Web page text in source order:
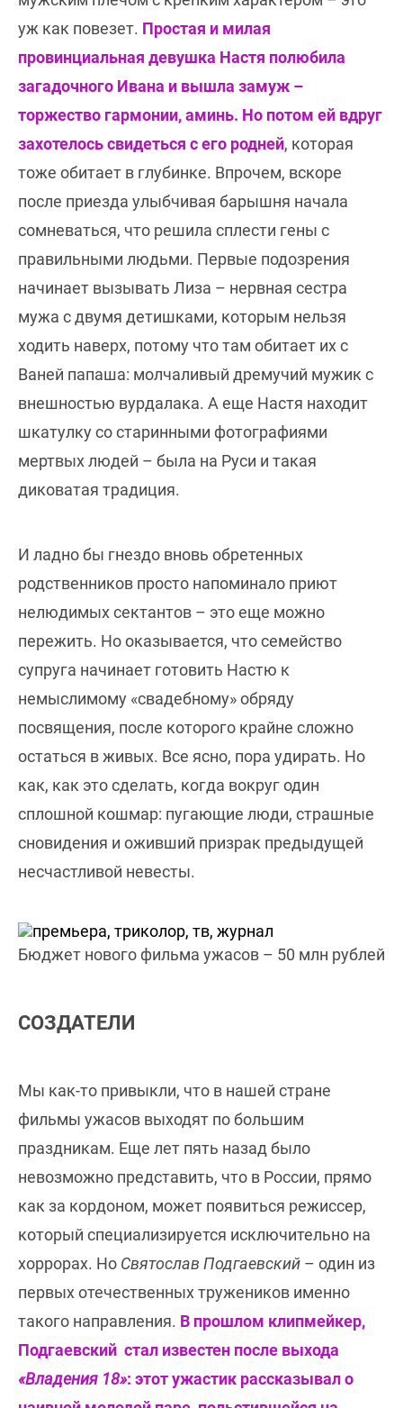
уж как повезет. Простая и милая
провинциальная девушка Настя полюбила
загадочного Ивана и вышла замуж –
торжество гармонии, аминь. Но потом ей вдруг
захотелось свидеться с его родней, которая
тоже обитает в глубинке. Впрочем, вскоре
после приезда улыбчивая барышня начала
сомневаться, что решила сплести гены с
правильными людьми. Первые подозрения
начинает вызывать Лиза – нервная сестра
мужа с двумя детишками, которым нельзя
ходить наверх, потому что там обитает их с
Ваней папаша: молчаливый дремучий мужик с
внешностью вурдалака. А еще Настя находит
шкатулку со старинными фотографиями
мертвых людей – была на Руси и такая
диковатая традиция.
И ладно бы гнездо вновь обретенных
родственников просто напоминало приют
нелюдимых сектантов – это еще можно
пережить. Но оказывается, что семейство
супруга начинает готовить Настю к
немыслимому «свадебному» обряду
посвящения, после которого крайне сложно
остаться в живых. Все ясно, пора удирать. Но
как, как это сделать, когда вокруг один
сплошной кошмар: пугающие люди, страшные
сновидения и оживший призрак предыдущей
несчастливой невесты.
Бюджет нового фильма ужасов – 50 млн рублей
СОЗДАТЕЛИ
Мы как-то привыкли, что в нашей стране
фильмы ужасов выходят по большим
праздникам. Еще лет пять назад было
невозможно представить, что в России, прямо
как за кордоном, может появиться режиссер,
который специализируется исключительно на
хоррорах. Но Святослав Подгаевский – один из
первых отечественных тружеников именно
такого направления. В прошлом клипмейкер,
Подгаевский стал известен после выхода
«Владения 18»: этот ужастик рассказывал о